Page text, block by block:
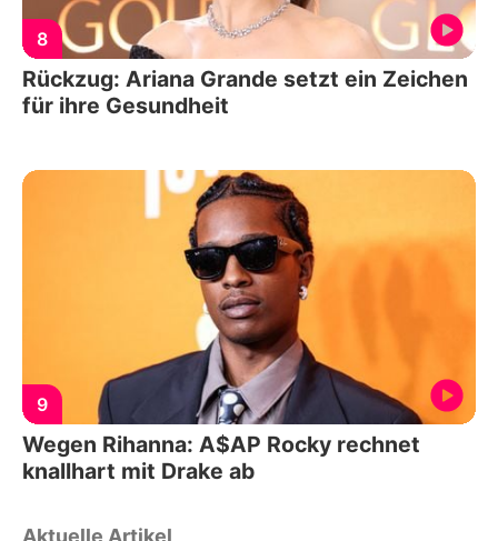
8
Rückzug: Ariana Grande setzt ein Zeichen
für ihre Gesundheit
9
Wegen Rihanna: A$AP Rocky rechnet
knallhart mit Drake ab